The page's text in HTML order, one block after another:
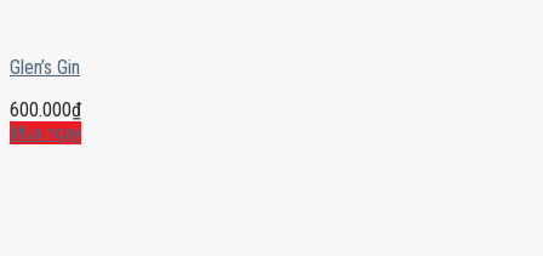
Glen’s Gin
600.000₫
Mua ngay